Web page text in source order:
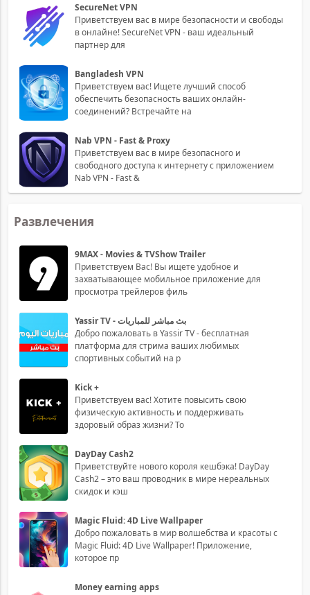
SecureNet VPN
Приветствуем вас в мире безопасности и свободы
в онлайне! SecureNet VPN - ваш идеальный
партнер для
Bangladesh VPN
Приветствуем вас! Ищете лучший способ
обеспечить безопасность ваших онлайн-
соединений? Встречайте на
Nab VPN - Fast & Proxy
Приветствуем вас в мире безопасного и
свободного доступа к интернету с приложением
Nab VPN - Fast &
Развлечения
9MAX - Movies & TVShow Trailer
Приветствуем Вас! Вы ищете удобное и
захватывающее мобильное приложение для
просмотра трейлеров филь
Yassir TV - بث مباشر للمباريات
Добро пожаловать в Yassir TV - бесплатная
платформа для стрима ваших любимых
спортивных событий на р
Kick +
Приветствуем вас! Хотите повысить свою
физическую активность и поддерживать
здоровый образ жизни? То
DayDay Cash2
Приветствуйте нового короля кешбэка! DayDay
Cash2 – это ваш проводник в мире нереальных
скидок и кэш
Magic Fluid: 4D Live Wallpaper
Добро пожаловать в мир волшебства и красоты с
Magic Fluid: 4D Live Wallpaper! Приложение,
которое пр
Money earning apps